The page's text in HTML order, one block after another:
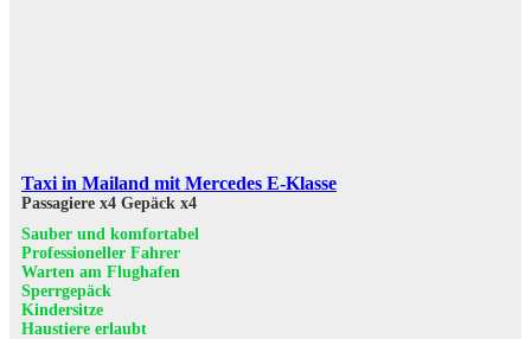
Taxi in Mailand mit Mercedes E-Klasse
Passagiere x4 Gepäck x4
Sauber und komfortabel
Professioneller Fahrer
Warten am Flughafen
Sperrgepäck
Kindersitze
Haustiere erlaubt